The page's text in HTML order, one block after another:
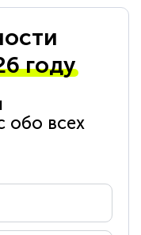
году
обо всех